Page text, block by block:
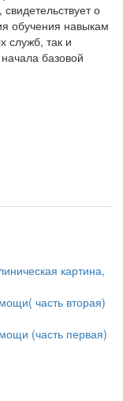
о
обучения навыкам
служб, так и
базовой
картина,
часть вторая)
(часть первая)